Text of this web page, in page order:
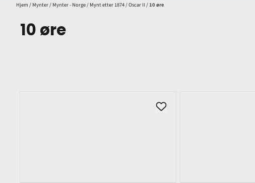
Hjem / Mynter/ Mynter - Norge/ Mynt etter 1874/Oscar II /10 øre
10 øre